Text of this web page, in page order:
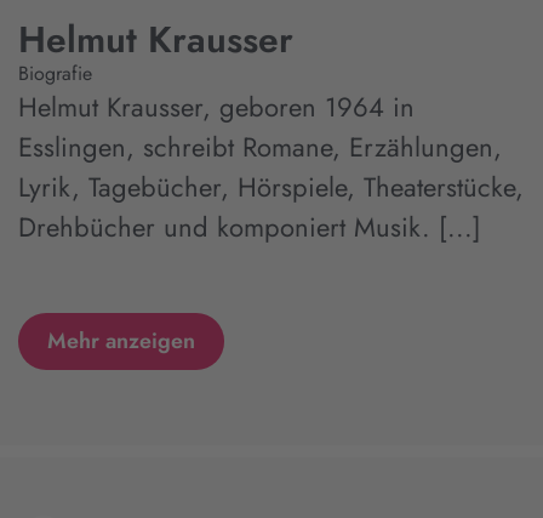
Helmut Krausser
Biografie
Helmut Krausser, geboren 1964 in
Esslingen, schreibt Romane, Erzählungen,
Lyrik, Tagebücher, Hörspiele, Theaterstücke,
Drehbücher und komponiert Musik. [...]
Mehr anzeigen